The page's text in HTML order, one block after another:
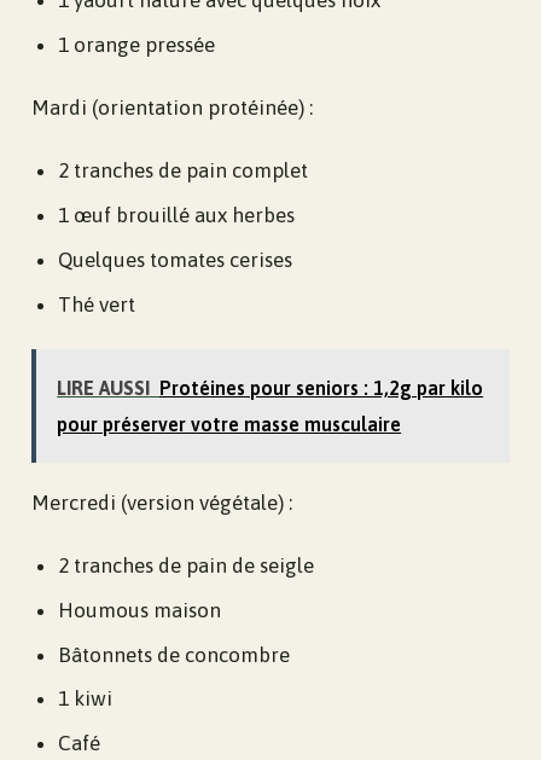
1 orange pressée
Mardi (orientation protéinée) :
2 tranches de pain complet
1 œuf brouillé aux herbes
Quelques tomates cerises
Thé vert
LIRE AUSSI
Protéines pour seniors : 1,2g par kilo
pour préserver votre masse musculaire
Mercredi (version végétale) :
2 tranches de pain de seigle
Houmous maison
Bâtonnets de concombre
1 kiwi
Café